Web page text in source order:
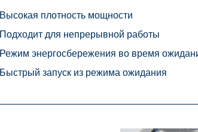
Высокая плотность мощности
Подходит для непрерывной работы
Режим энергосбережения во время
Быстрый запуск из режима ожидания